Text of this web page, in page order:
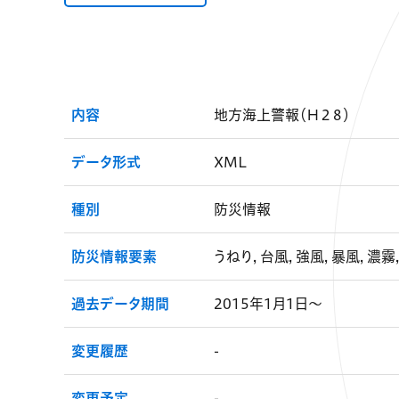
内容 地方海上警報（Ｈ２８）
データ形式 XML
種別 防災情報
防災情報要素 うねり, 台風, 強風, 暴風, 濃
過去データ期間 2015年1月1日～
変更履歴 -